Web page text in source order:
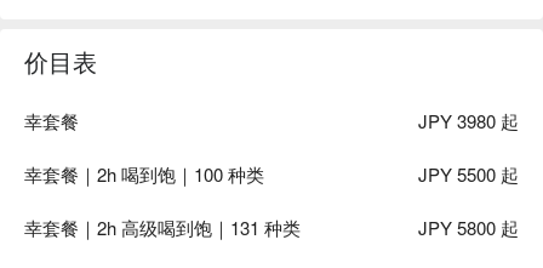
价目表
幸套餐 JPY 3980 起
幸套餐｜2h 喝到饱｜100 种类 JPY 5500 起
幸套餐｜2h 高级喝到饱｜131 种类 JPY 5800 起